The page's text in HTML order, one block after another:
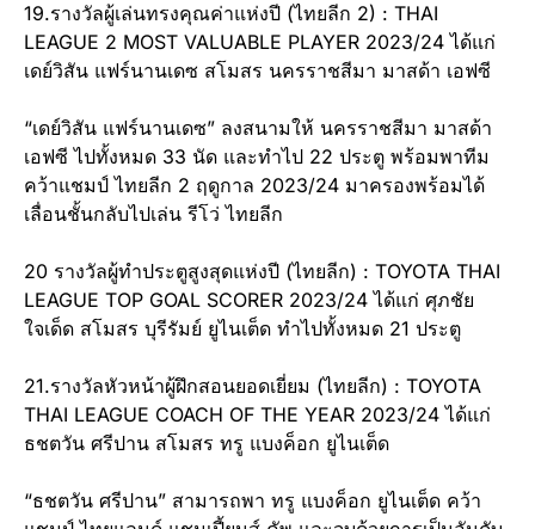
19.รางวัลผู้เล่นทรงคุณค่าแห่งปี (ไทยลีก 2) : THAI
LEAGUE 2 MOST VALUABLE PLAYER 2023/24 ได้แก่
เดย์วิสัน แฟร์นานเดซ สโมสร นครราชสีมา มาสด้า เอฟซี
“เดย์วิสัน แฟร์นานเดซ” ลงสนามให้ นครราชสีมา มาสด้า
เอฟซี ไปทั้งหมด 33 นัด และทำไป 22 ประตู พร้อมพาทีม
คว้าแชมป์ ไทยลีก 2 ฤดูกาล 2023/24 มาครองพร้อมได้
เลื่อนชั้นกลับไปเล่น รีโว่ ไทยลีก
20 รางวัลผู้ทำประตูสูงสุดแห่งปี (ไทยลีก) : TOYOTA THAI
LEAGUE TOP GOAL SCORER 2023/24 ได้แก่ ศุภชัย
ใจเด็ด สโมสร บุรีรัมย์ ยูไนเต็ด ทำไปทั้งหมด 21 ประตู
21.รางวัลหัวหน้าผู้ฝึกสอนยอดเยี่ยม (ไทยลีก) : TOYOTA
THAI LEAGUE COACH OF THE YEAR 2023/24 ได้แก่
ธชตวัน ศรีปาน สโมสร ทรู แบงค็อก ยูไนเต็ด
“ธชตวัน ศรีปาน” สามารถพา ทรู แบงค็อก ยูไนเต็ด คว้า